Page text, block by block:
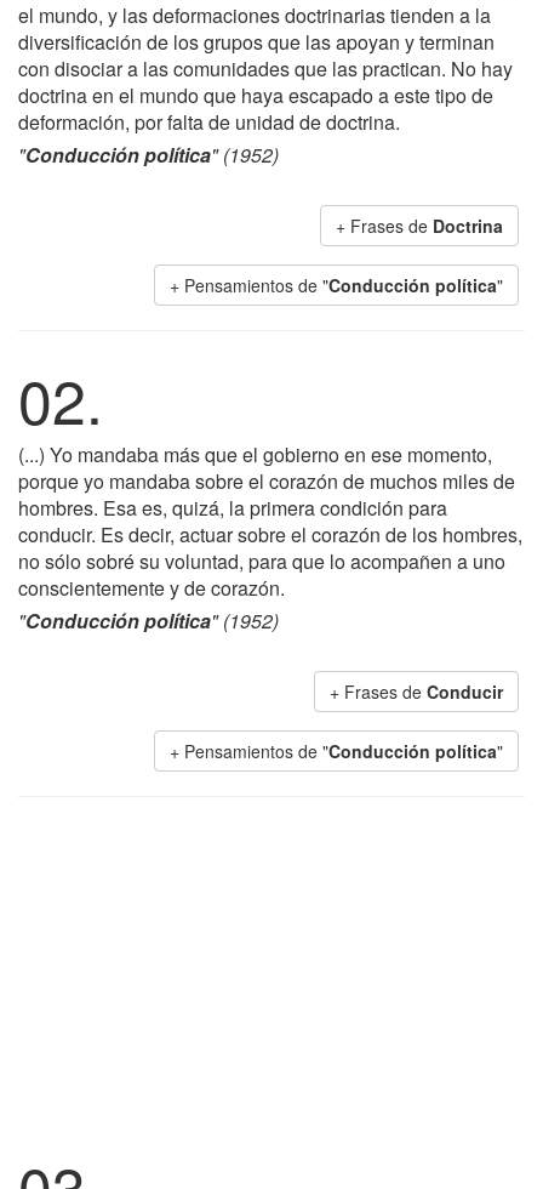
el mundo, y las deformaciones doctrinarias tienden a la
diversificación de los grupos que las apoyan y terminan
con disociar a las comunidades que las practican. No hay
doctrina en el mundo que haya escapado a este tipo de
deformación, por falta de unidad de doctrina.
"Conducción política" (1952)
+ Frases de Doctrina
+ Pensamientos de "Conducción política"
02.
(...) Yo mandaba más que el gobierno en ese momento,
porque yo mandaba sobre el corazón de muchos miles de
hombres. Esa es, quizá, la primera condición para
conducir. Es decir, actuar sobre el corazón de los hombres,
no sólo sobré su voluntad, para que lo acompañen a uno
conscientemente y de corazón.
"Conducción política" (1952)
+ Frases de Conducir
+ Pensamientos de "Conducción política"